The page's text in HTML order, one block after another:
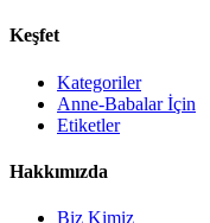
Keşfet
Kategoriler
Anne-Babalar İçin
Etiketler
Hakkımızda
Biz Kimiz